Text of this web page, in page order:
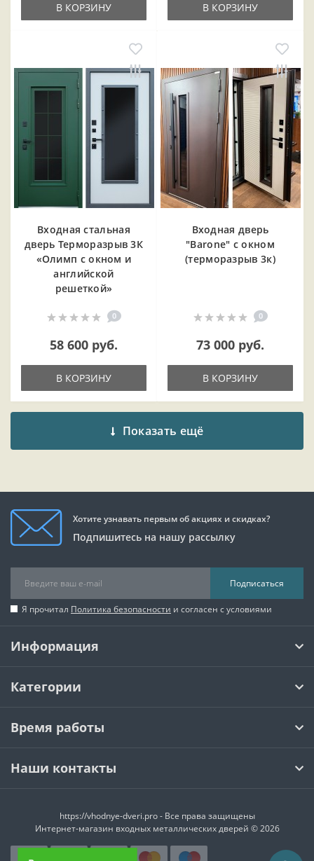
В КОРЗИНУ В КОРЗИНУ
Входная cтальная
дверь Терморазрыв 3К
«Олимп с окном и
английской
решеткой»
0
58 600 руб.
В КОРЗИНУ
Входная дверь
"Barone" с окном
(терморазрыв 3к)
0
73 000 руб.
В КОРЗИНУ
Показать ещё
Хотите узнавать первым об акциях и скидках?
Подпишитесь на нашу рассылку
Подписаться
Я прочитал Политика безопасности и согласен с условиями
Информация
Категории
Время работы
Наши контакты
https://vhodnye-dveri.pro - Все права защищены
Интернет-магазин входных металлических дверей © 2026